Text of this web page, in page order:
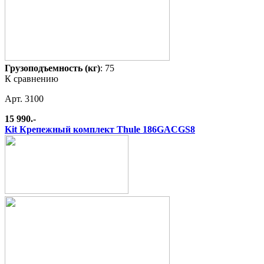
Грузоподъемность (кг): 75
К сравнению
Арт. 3100
15 990.-
Kit Крепежный комплект Thule 186GACGS8